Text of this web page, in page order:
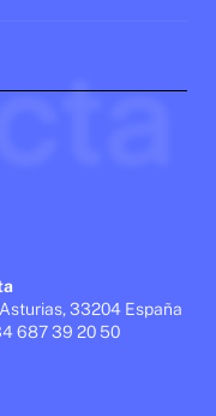
33204 España
687 39 20 50